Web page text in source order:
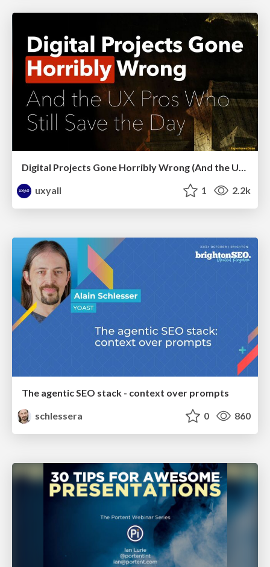
Digital Projects Gone Horribly Wrong (And the UX Pros Who Still Save the Day) - Dean Schuster
uxyall
1 2.2k
The agentic SEO stack - context over prompts
schlessera
0 860